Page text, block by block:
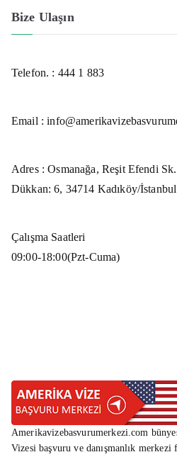
Bize Ulaşın
Telefon. : 444 1 883
Email :
Adres : Osmanağa, Reşit Efendi
Dükkan: 6, 34714 Kadıköy/İstanbul
Çalışma Saatleri
09:00-18:00(Pzt-Cuma)
Amerikavizebasvurumerkezi.com
Vizesi başvuru ve danışmanlık merkezi